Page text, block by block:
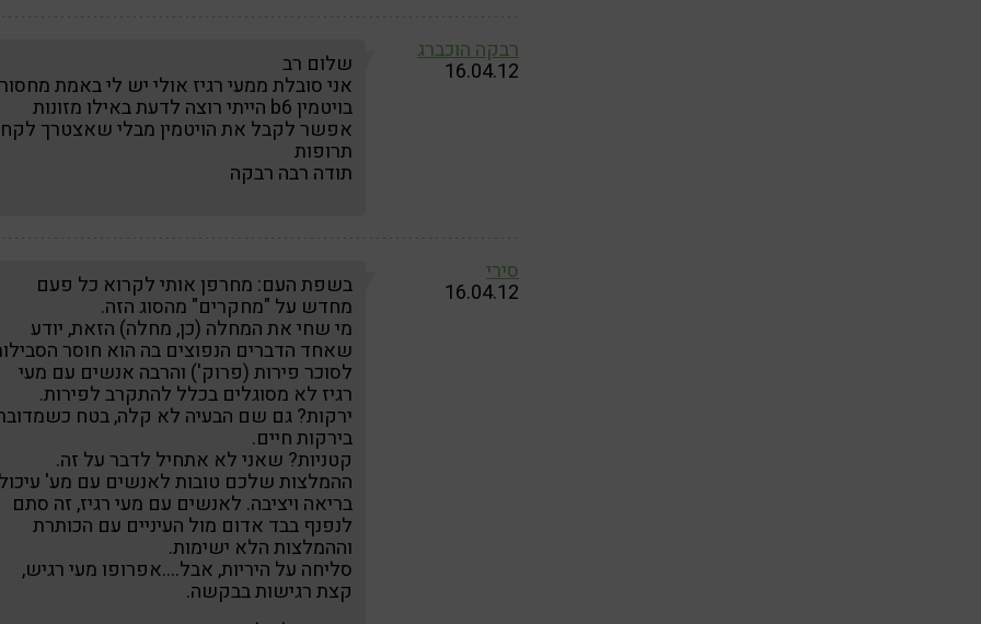
רבקה הוכברג
16.04.12 שלום רב
אני סובלת ממעי רגיז אולי יש לי באמת
בויטמין b6 הייתי רוצה לדעת באילו מזונות
אפשר לקבל את הויטמין מבלי שאצטרך
תרופות
תודה רבה רבקה
סירי
16.04.12 בשפת העם: מחרפן אותי לקרוא כל פעם
מחדש על "מחקרים" מהסוג הזה.
מי שחי את המחלה (כן, מחלה) הזאת, יודע
שאחד הדברים הנפוצים בה הוא חוסר
לסוכר פירות (פרוק') והרבה אנשים עם מעי
רגיז לא מסוגלים בכלל להתקרב לפירות.
ירקות? גם שם הבעיה לא קלה, בטח
בירקות חיים.
קטניות? שאני לא אתחיל לדבר על זה.
ההמלצות שלכם טובות לאנשים עם מע'
בריאה ויציבה. לאנשים עם מעי רגיז, זה סתם
לנפנף בבד אדום מול העיניים עם הכותרת
וההמלצות הלא ישימות.
סליחה על היריות, אבל….אפרופו מעי רגיש,
קצת רגישות בבקשה.